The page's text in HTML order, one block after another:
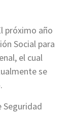
próximo año
Social para
el cual
se
Seguridad